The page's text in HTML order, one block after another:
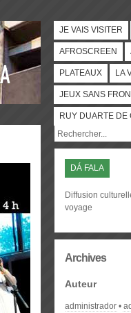
JE VAIS VISITER
AFROSCREEN
PLATEAUX LA
JEUX SANS
RUY DUARTE DE
DÁ FALA
Diffusion
voyage
Archives
Auteur
administrador